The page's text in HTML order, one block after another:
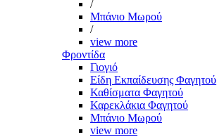
/
Μπάνιο Μωρού
/
view more
Φροντίδα
Γιογιό
Είδη Εκπαίδευσης Φαγητού
Καθίσματα Φαγητού
Καρεκλάκια Φαγητού
Μπάνιο Μωρού
view more